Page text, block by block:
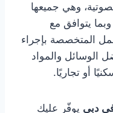
وهي جميعها
يتوافق مع
المتخصصة بإجراء
الوسائل والمواد
أو تجاريًا.
دبي يوفّر عليك